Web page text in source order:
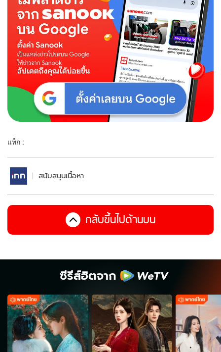
แท็ก :
สนับสนุนเนื้อหา
กลับขึ้นไปด้านบน
ซีรีส์ฮิตจาก